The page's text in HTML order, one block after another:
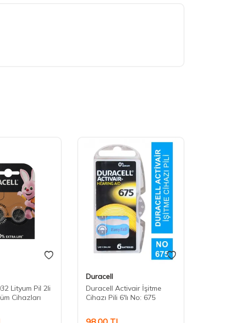
Lityum Pil 2li
Cihazları
Duracell
Duracell Activair İşitme
Cihazı Pili 6'lı No: 675